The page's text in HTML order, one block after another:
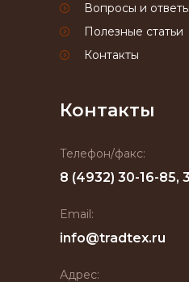
Вопросы и
Полезные статьи
Контакты
Контакты
Телефон/факс:
8 (4932) 30-16-85,
Email:
info@tradtex.ru
Адрес: